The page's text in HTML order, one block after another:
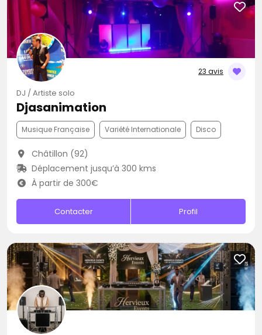
23 avis
DJ / Artiste solo
Djasanimation
Musique Française Variété Internationale Disco
Châtillon (92)
Déplacement jusqu’à 300 kms
À partir de 300€
Contacter Profil